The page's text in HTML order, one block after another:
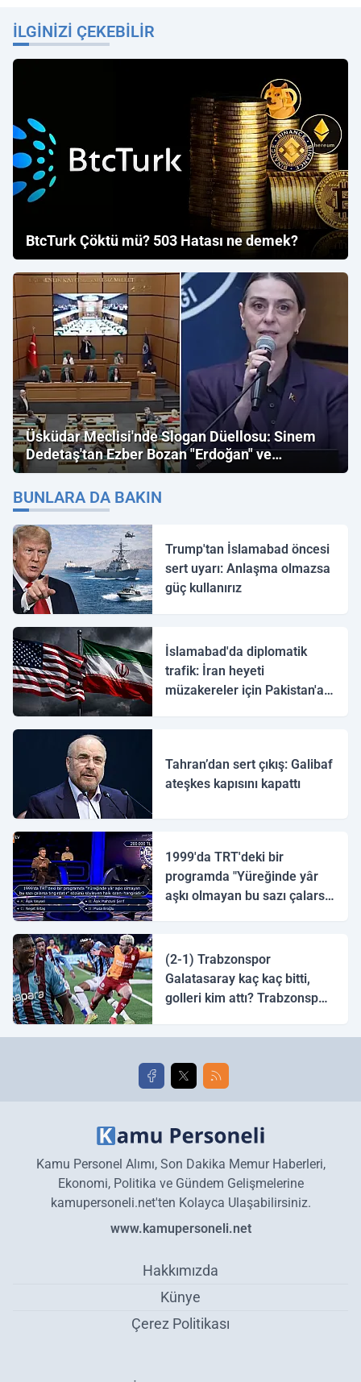
İLGINIZI ÇEKEBILIR
BtcTurk Çöktü mü? 503 Hatası ne demek?
Üsküdar Meclisi'nde Slogan Düellosu: Sinem
Dedetaş'tan Ezber Bozan "Erdoğan" ve
"İmamoğlu" Çıkışı!
BUNLARA DA BAKIN
Trump'tan İslamabad öncesi
sert uyarı: Anlaşma olmazsa
güç kullanırız
İslamabad'da diplomatik
trafik: İran heyeti
müzakereler için Pakistan'a
Tahran’dan sert çıkış: Galibaf
ateşkes kapısını kapattı
1999'da TRT'deki bir
programda "Yüreğinde yâr
aşkı olmayan bu sazı çalarsa
(2-1) Trabzonspor
Galatasaray kaç kaç bitti,
golleri kim attı? Trabzonspor
golleri!
Kamu Personel Alımı, Son Dakika Memur Haberleri,
Ekonomi, Politika ve Gündem Gelişmelerine
kamupersoneli.net'ten Kolayca Ulaşabilirsiniz.
www.kamupersoneli.net
Hakkımızda
Künye
Çerez Politikası